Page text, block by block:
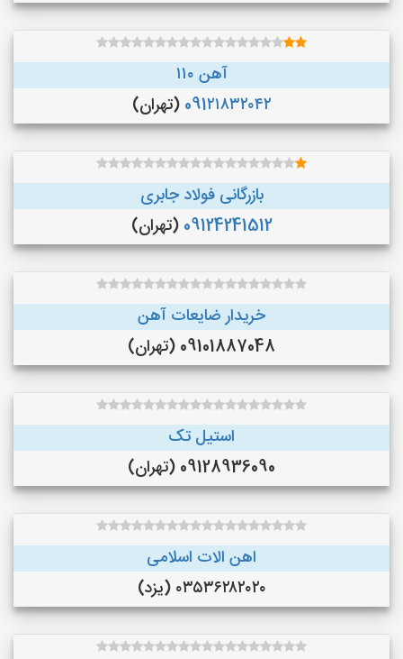
آهن ۱۱۰
091۲۱۸۳۲۰۴۲ (تهران)
بازرگانی فولاد جابری
09124241512 (تهران)
خریدار ضایعات آهن
09101887048 (تهران)
استیل تک
09128936090 (تهران)
اهن الات اسلامی
۰۳۵۳۶۲۸۲۰۲۰ (یزد)